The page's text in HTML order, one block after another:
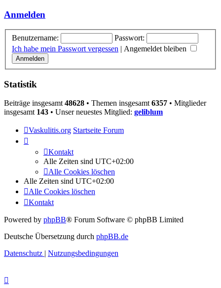
Anmelden
Benutzername:
Passwort:
Ich habe mein Passwort vergessen | Angemeldet bleiben
Statistik
Beiträge insgesamt 48628 • Themen insgesamt 6357 • Mitglieder
insgesamt 143 • Unser neuestes Mitglied: geliblum
Vaskulitis.org Startseite Forum
Kontakt
Alle Zeiten sind UTC+02:00
Alle Cookies löschen
Alle Zeiten sind UTC+02:00
Alle Cookies löschen
Kontakt
Powered by phpBB® Forum Software © phpBB Limited
Deutsche Übersetzung durch phpBB.de
Datenschutz | Nutzungsbedingungen